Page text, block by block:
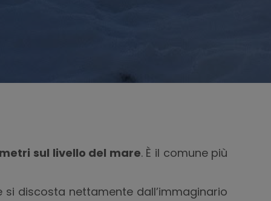
metri sul livello del mare. È il comune più
discosta nettamente dall’immaginario